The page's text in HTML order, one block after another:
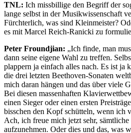
TNL: Ich missbillige den Begriff der
lange selbst in der Musikwissenschaft
Fürchterlich, was sind Kleinmeister?
es mit Marcel Reich-Ranicki zu
Peter Froundjian: „Ich finde, man
dann seine eigene Wahl zu treffen.
plappern ja einfach alles nach. Es ist ja
die drei letzten Beethoven-Sonaten
mich daran hängen und das über viele
Bei diesen massenhaften
einen Sieger oder einen ersten
bisschen den Kopf schütteln, wenn ich
Ach, ich freue mich jetzt sehr,
aufzunehmen. Oder dies und das, was